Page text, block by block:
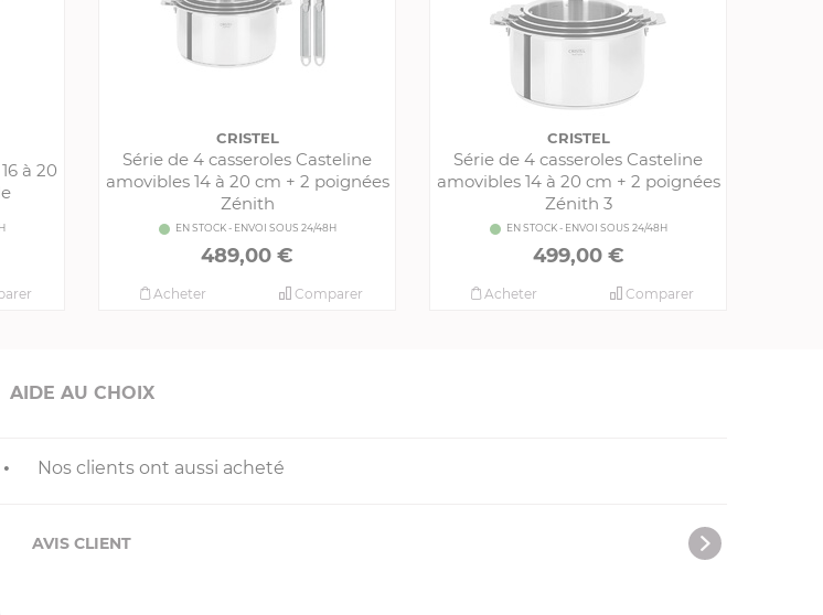
à 20
CRISTEL
Série de 4 casseroles Casteline
amovibles 14 à 20 cm + 2 poignées
Zénith
EN STOCK - ENVOI SOUS 24/48H
489,00 €
Comparer
Acheter
CRISTEL
Série de 4 casseroles Casteline
amovibles 14 à 20 cm + 2 poignées
Zénith 3
EN STOCK - ENVOI SOUS 24/48H
499,00 €
Comparer
Acheter
AIDE AU CHOIX
Nos clients ont aussi acheté
AVIS CLIENT